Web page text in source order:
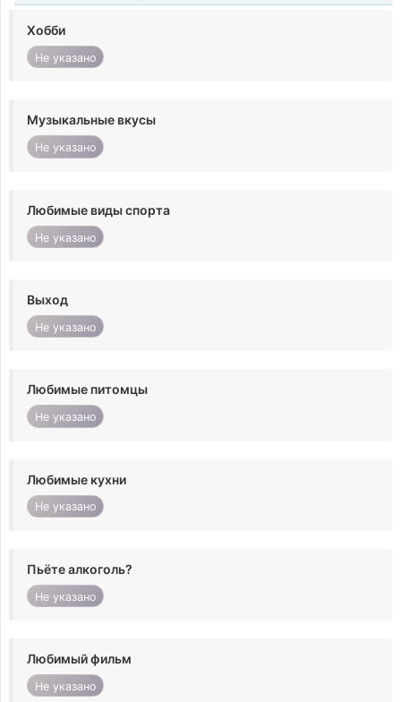
Хобби
Не указано
Музыкальные вкусы
Не указано
Любимые виды спорта
Не указано
Выход
Не указано
Любимые питомцы
Не указано
Любимые кухни
Не указано
Пьёте алкоголь?
Не указано
Любимый фильм
Не указано